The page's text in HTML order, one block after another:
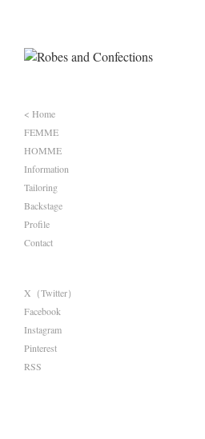
< Home
FEMME
HOMME
Information
Tailoring
Backstage
Profile
Contact
X（Twitter）
Facebook
Instagram
Pinterest
RSS